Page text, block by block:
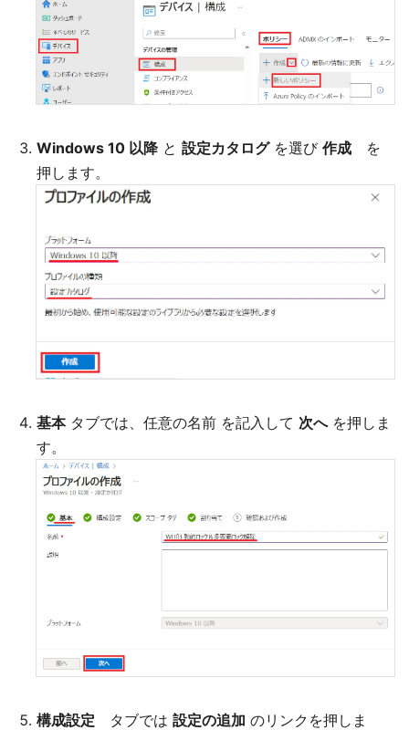
Windows 10 以降 と 設定カタログを選び 作成 を
押します。
基本タブでは、任意の名前 を記入して 次へを押しま
す。
構成設定 タブでは 設定の追加 のリンクを押しま